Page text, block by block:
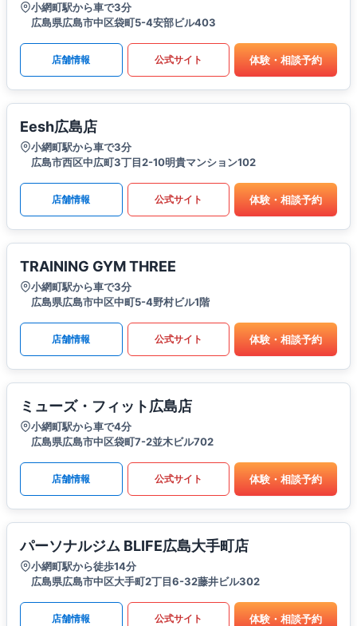
小網町駅から車で3分
広島県広島市中区袋町5-4安部ビル403
店舗情報 公式サイト 体験・相談予約
Eesh広島店
小網町駅から車で3分
広島市西区中広町3丁目2-10明貴マンション102
店舗情報 公式サイト 体験・相談予約
TRAINING GYM THREE
小網町駅から車で3分
広島県広島市中区中町5-4野村ビル1階
店舗情報 公式サイト 体験・相談予約
ミューズ・フィット広島店
小網町駅から車で4分
広島県広島市中区袋町7-2並木ビル702
店舗情報 公式サイト 体験・相談予約
パーソナルジム BLIFE広島大手町店
小網町駅から徒歩14分
広島県広島市中区大手町2丁目6-32藤井ビル302
店舗情報 公式サイト 体験・相談予約